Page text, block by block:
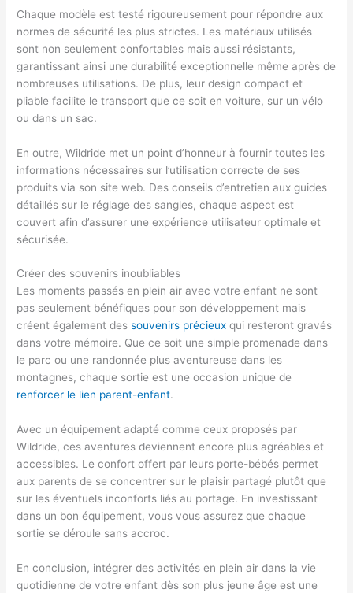
Chaque modèle est testé rigoureusement pour répondre aux
normes de sécurité les plus strictes. Les matériaux utilisés
sont non seulement confortables mais aussi résistants,
garantissant ainsi une durabilité exceptionnelle même après de
nombreuses utilisations. De plus, leur design compact et
pliable facilite le transport que ce soit en voiture, sur un vélo
ou dans un sac.
En outre, Wildride met un point d’honneur à fournir toutes les
informations nécessaires sur l’utilisation correcte de ses
produits via son site web. Des conseils d’entretien aux guides
détaillés sur le réglage des sangles, chaque aspect est
couvert afin d’assurer une expérience utilisateur optimale et
sécurisée.
Créer des souvenirs inoubliables
Les moments passés en plein air avec votre enfant ne sont
pas seulement bénéfiques pour son développement mais
créent également dessouvenirs précieuxqui resteront gravés
dans votre mémoire. Que ce soit une simple promenade dans
le parc ou une randonnée plus aventureuse dans les
montagnes, chaque sortie est une occasion unique de
renforcer le lien parent-enfant.
Avec un équipement adapté comme ceux proposés par
Wildride, ces aventures deviennent encore plus agréables et
accessibles. Le confort offert par leurs porte-bébés permet
aux parents de se concentrer sur le plaisir partagé plutôt que
sur les éventuels inconforts liés au portage. En investissant
dans un bon équipement, vous vous assurez que chaque
sortie se déroule sans accroc.
En conclusion, intégrer des activités en plein air dans la vie
quotidienne de votre enfant dès son plus jeune âge est une